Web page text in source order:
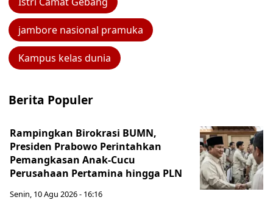
jambore nasional pramuka
Kampus kelas dunia
Berita Populer
Rampingkan Birokrasi BUMN,
Presiden Prabowo Perintahkan
Pemangkasan Anak-Cucu
Perusahaan Pertamina hingga PLN
Senin, 10 Agu 2026 - 16:16